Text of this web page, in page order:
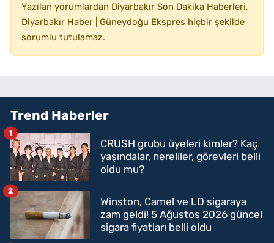
Yazılan yorumlardan Diyarbakır Son Dakika Haberleri,
Diyarbakır Haber | Güneydoğu Ekspres hiçbir şekilde
sorumlu tutulamaz.
Trend Haberler
CRUSH grubu üyeleri kimler? Kaç
yaşındalar, nereliler, görevleri belli
oldu mu?
1
Winston, Camel ve LD sigaraya
zam geldi! 5 Ağustos 2026 güncel
sigara fiyatları belli oldu
2